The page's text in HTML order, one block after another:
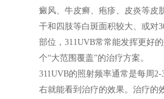
癜风、牛皮癣、疱疹、皮炎等皮
干和四肢等白斑面积较大、或对
部位，311UVB常常能发挥更好
个“大范围覆盖”的治疗方案。
311UVB的照射频率通常是每周
右就能看到治疗的效果。治疗的